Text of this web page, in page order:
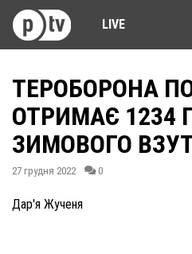
LIVE
ТЕРОБОРОНА
ОТРИМАЄ 1234
ЗИМОВОГО
27 грудня 2022 0
Дар'я Жученя